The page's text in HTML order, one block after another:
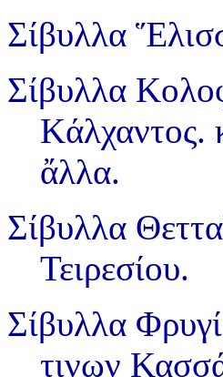
Σίβυλλα
Σίβυλλα
Κάλχαντος.
ἄλλα.
Σίβυλλα
Τειρεσίου.
Σίβυλλα
τινων